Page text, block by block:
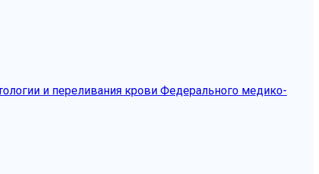
и переливания крови Федерального медико-